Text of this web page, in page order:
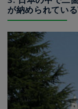
が納められてい